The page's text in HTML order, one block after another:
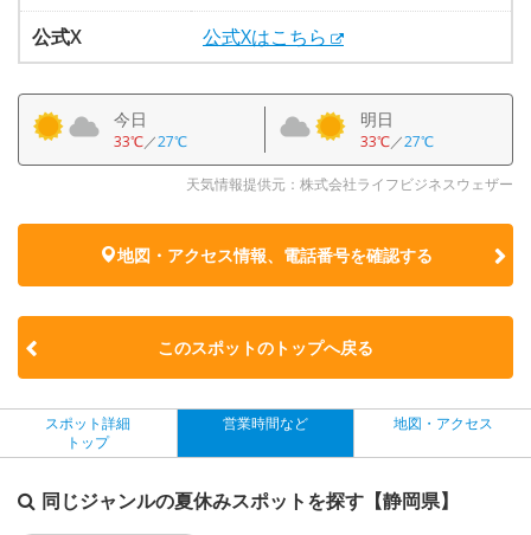
公式X
公式Xはこちら
今日
33℃／27℃
明日
33℃／27℃
天気情報提供元：株式会社ライフビジネスウェザー
地図・アクセス情報、電話番号を確認する
このスポットのトップへ戻る
スポット詳細
トップ
営業時間など 地図・アクセス
同じジャンルの夏休みスポットを探す【静岡県】